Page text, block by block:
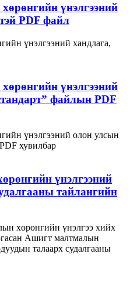
үнэлгээний
PDF файл
үнэлгээний хандлага,
үнэлгээний
файлын PDF
үнэлгээний олон улсын
хувилбар
үнэлгээний
тайлангийн
хөрөнгийн үнэлгээ хийх
Ашигт малтмалын
талаарх судалгааны